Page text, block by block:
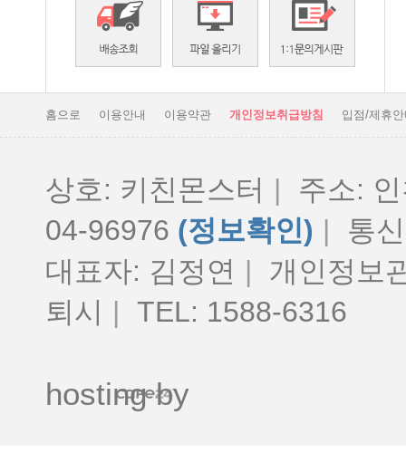
홈으로 이용안내 이용약관 개인정보취급방침 입점/제휴
상호: 키친몬스터 |
주소:
04-96976 (정보확인) |
통
대표자: 김정연 |
개인정보
퇴시
| TEL: 1588-6316
hosting by